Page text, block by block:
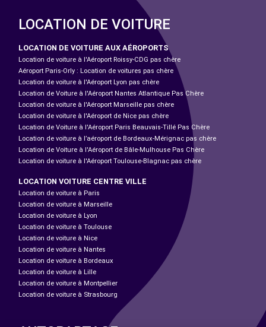
LOCATION DE VOITURE
LOCATION DE VOITURE AUX AÉROPORTS
Location de voiture à l'Aéroport Roissy-CDG pas chère
Aéroport Paris-Orly : Location de voitures pas chère
Location de voiture à l'Aéroport Lyon pas chère
Location de Voiture à l'Aéroport Nantes Atlantique Pas Chère
Location de voiture à l'Aéroport Marseille pas chère
Location de voiture à l'Aéroport de Nice pas chère
Location de Voiture à l'Aéroport Paris Beauvais-Tillé Pas Chère
Location de voiture à l’aéroport de Bordeaux-Mérignac pas chère
Location de Voiture à l'Aéroport de Bâle-Mulhouse Pas Chère
Location de voiture à l'Aéroport Toulouse-Blagnac pas chère
LOCATION VOITURE CENTRE VILLE
Location de voiture à Paris
Location de voiture à Marseille
Location de voiture à Lyon
Location de voiture à Toulouse
Location de voiture à Nice
Location de voiture à Nantes
Location de voiture à Bordeaux
Location de voiture à Lille
Location de voiture à Montpellier
Location de voiture à Strasbourg